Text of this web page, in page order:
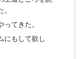
てきた。
にもして欲し